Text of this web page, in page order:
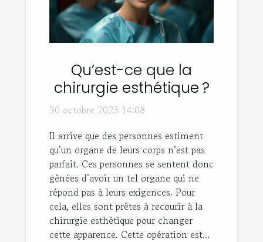
Qu’est-ce que la
chirurgie esthétique ?
30 octobre 2023 14:08
Il arrive que des personnes estiment
qu’un organe de leurs corps n’est pas
parfait. Ces personnes se sentent donc
gênées d’avoir un tel organe qui ne
répond pas à leurs exigences. Pour
cela, elles sont prêtes à recourir à la
chirurgie esthétique pour changer
cette apparence. Cette opération est...